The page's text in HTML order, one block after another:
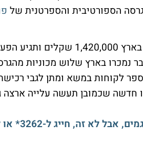
מכונית המרוץ החוקית לכביש של פורשה תעלה
נמכרו בארץ שלוש מכוניות
לקוחות במשא ומתן לגבי
זה, חייג ל-3262* או לחץ כאן